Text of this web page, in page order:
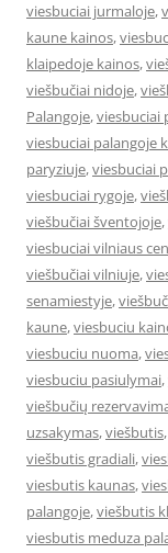
viesbuciai jurmaloje,
kaune kainos,
klaipedoje kainos,
viešbučiai nidoje,
Palangoje,viesbuciai
viesbuciai palangoje
paryziuje,viesbuciai
viesbuciai rygoje,
viešbučiai šventojoje,
viesbuciai vilniaus
viešbučiai vilniuje,
senamiestyje,
kaune,viesbuciu
viesbuciu nuoma,
viesbuciu pasiulymai,
viešbučių
uzsakymas,viešbutis,
viešbutis gradiali,
viesbutis kaunas,
palangoje,viešbutis
viesbutis meduza